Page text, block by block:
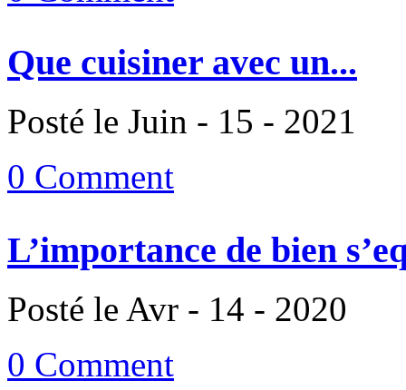
Que cuisiner avec un...
Posté le Juin - 15 - 2021
0 Comment
L’importance de bien
Posté le Avr - 14 - 2020
0 Comment